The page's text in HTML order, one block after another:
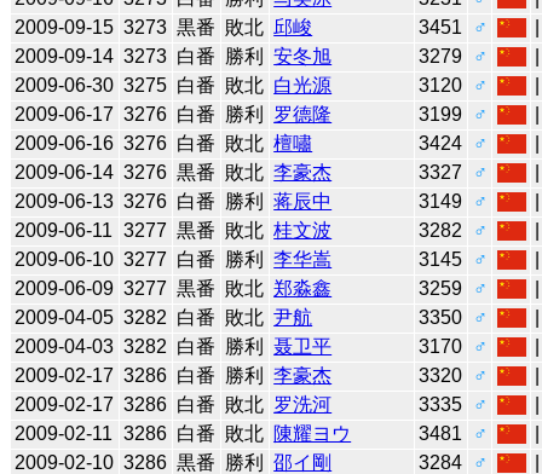
2009-09-15 3273 黒番 敗北 邱峻 3451 ♂
2009-09-14 3273 白番 勝利 安冬旭 3279 ♂
2009-06-30 3275 白番 敗北 白光源 3120 ♂
2009-06-17 3276 白番 勝利 罗德隆 3199 ♂
2009-06-16 3276 白番 敗北 檀嘯 3424 ♂
2009-06-14 3276 黒番 敗北 李豪杰 3327 ♂
2009-06-13 3276 白番 勝利 蒋辰中 3149 ♂
2009-06-11 3277 黒番 敗北 桂文波 3282 ♂
2009-06-10 3277 白番 勝利 李华嵩 3145 ♂
2009-06-09 3277 黒番 敗北 郑淼鑫 3259 ♂
2009-04-05 3282 白番 敗北 尹航 3350 ♂
2009-04-03 3282 白番 勝利 聂卫平 3170 ♂
2009-02-17 3286 白番 勝利 李豪杰 3320 ♂
2009-02-17 3286 白番 敗北 罗洗河 3335 ♂
2009-02-11 3286 白番 敗北 陳耀ヨウ 3481 ♂
2009-02-10 3286 黒番 勝利 邵イ剛 3284 ♂